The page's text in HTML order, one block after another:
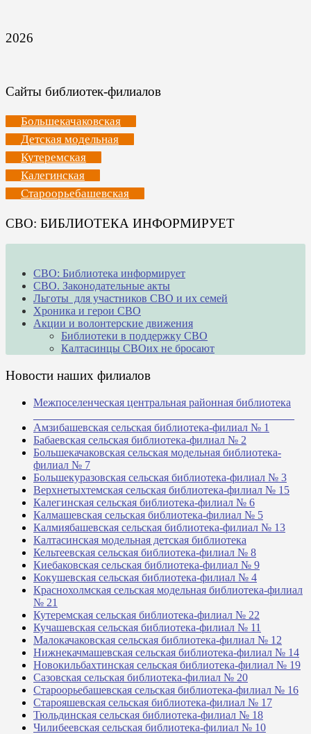
2026
Сайты библиотек-филиалов
Большекачаковская
Детская модельная
Кутеремская
Калегинская
Староорьебашевская
СВО: БИБЛИОТЕКА ИНФОРМИРУЕТ
СВО: Библиотека информирует
СВО. Законодательные акты
Льготы для участников СВО и их семей
Хроника и герои СВО
Акции и волонтерские движения
Библиотеки в поддержку СВО
Калтасинцы СВОих не бросают
Новости наших филиалов
Межпоселенческая центральная районная библиотека
Амзибашевская сельская библиотека-филиал № 1
Бабаевская сельская библиотека-филиал № 2
Большекачаковская сельская модельная библиотека-
филиал № 7
Большекуразовская сельская библиотека-филиал № 3
Верхнетыхтемская сельская библиотека-филиал № 15
Калегинская сельская библиотека-филиал № 6
Калмашевская сельская библиотека-филиал № 5
Калмиябашевская сельская библиотека-филиал № 13
Калтасинская модельная детская библиотека
Кельтеевская сельская библиотека-филиал № 8
Киебаковская сельская библиотека-филиал № 9
Кокушевская сельская библиотека-филиал № 4
Краснохолмская сельская модельная библиотека-филиал
№ 21
Кутеремская сельская библиотека-филиал № 22
Кучашевская сельская библиотека-филиал № 11
Малокачаковская сельская библиотека-филиал № 12
Нижнекачмашевская сельская библиотека-филиал № 14
Новокильбахтинская сельская библиотека-филиал № 19
Сазовская сельская библиотека-филиал № 20
Староорьебашевская сельская библиотека-филиал № 16
Старояшевская сельская библиотека-филиал № 17
Тюльдинская сельская библиотека-филиал № 18
Чилибеевская сельская библиотека-филиал № 10